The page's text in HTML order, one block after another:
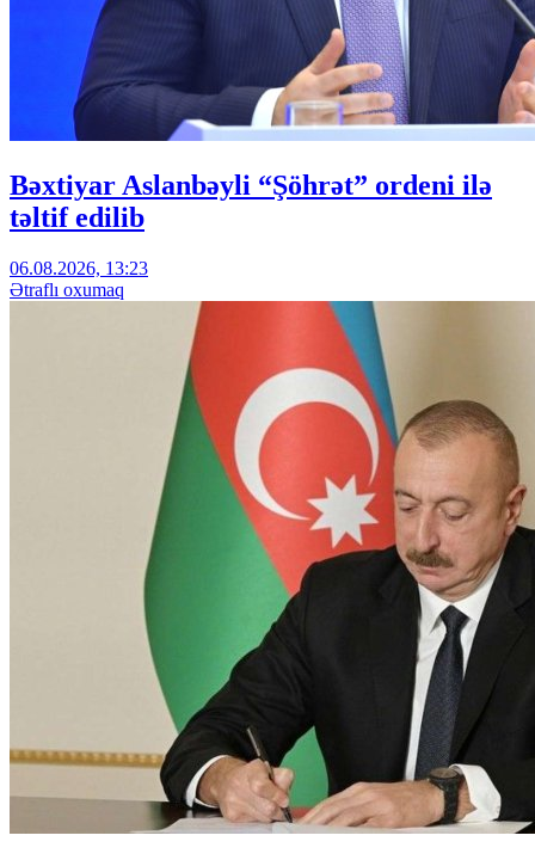
Bəxtiyar Aslanbəyli “Şöhrət” ordeni ilə
təltif edilib
06.08.2026, 13:23
Ətraflı oxumaq